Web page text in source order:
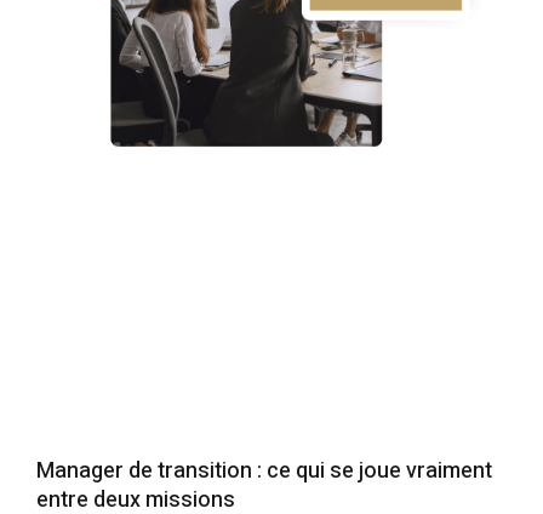
Manager de transition : ce qui se joue vraiment
entre deux missions